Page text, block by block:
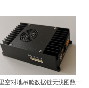
空对地吊舱数据链无线图数一